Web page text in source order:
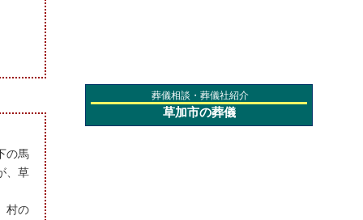
の馬
、草
村の
葬儀相談・葬儀社紹介
草加市の葬儀